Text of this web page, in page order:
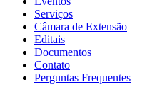
Serviços
Câmara de Extensão
Editais
Documentos
Contato
Perguntas Frequentes